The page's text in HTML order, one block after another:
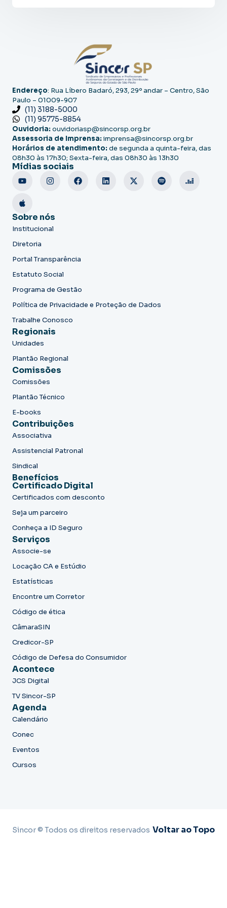
Endereço: Rua Líbero Badaró, 293, 29º andar – Centro, São
Paulo – 01009-907
(11) 3188-5000
(11) 95775-8854
Ouvidoria: ouvidoriasp@sincorsp.org.br
Assessoria de Imprensa: imprensa@sincorsp.org.br
Horários de atendimento: de segunda a quinta-feira, das
08h30 às 17h30; Sexta-feira, das 08h30 às 13h30
Mídias sociais
Sobre nós
Institucional
Diretoria
Portal Transparência
Estatuto Social
Programa de Gestão
Política de Privacidade e Proteção de Dados
Trabalhe Conosco
Regionais
Unidades
Plantão Regional
Comissões
Comissões
Plantão Técnico
E-books
Contribuições
Associativa
Assistencial Patronal
Sindical
Benefícios
Certificado Digital
Certificados com desconto
Seja um parceiro
Conheça a ID Seguro
Serviços
Associe-se
Locação CA e Estúdio
Estatísticas
Encontre um Corretor
Código de ética
CâmaraSIN
Credicor-SP
Código de Defesa do Consumidor
Acontece
JCS Digital
TV Sincor-SP
Agenda
Calendário
Conec
Eventos
Cursos
Sincor © Todos os direitos reservados Voltar ao Topo